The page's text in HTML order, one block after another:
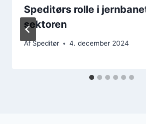
Speditørs rolle i
sektoren
AfSpeditør 4. december 2024